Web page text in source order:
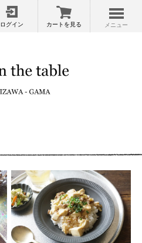
ログイン カートを見る メニュー